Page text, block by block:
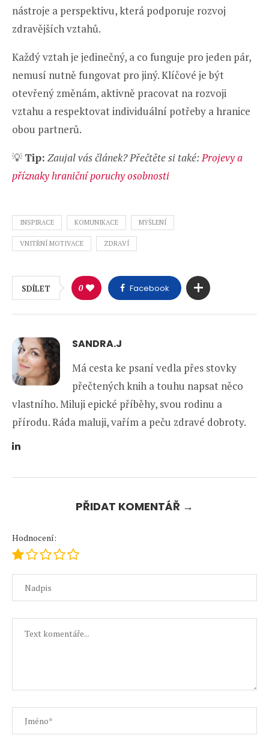
nástroje a perspektivu, která podporuje rozvoj
zdravějších vztahů.
Každý vztah je jedinečný, a co funguje pro jeden pár,
nemusí nutně fungovat pro jiný. Klíčové je být
otevřený změnám, aktivně pracovat na rozvoji
vztahu a respektovat individuální potřeby a hranice
obou partnerů.
💡 Tip: Zaujal vás článek? Přečtěte si také:Projevy a
příznaky hraniční poruchy osobnosti
INSPIRACE KOMUNIKACE MYŠLENÍ
VNITŘNÍ MOTIVACE ZDRAVÍ
SDÍLET 0 Facebook
SANDRA.J
Má cesta ke psaní vedla přes stovky
přečtených knih a touhu napsat něco
vlastního. Miluji epické příběhy, svou rodinu a
přírodu. Ráda maluji, vařím a peču zdravé dobroty.
PŘIDAT KOMENTÁŘ →
Hodnocení: